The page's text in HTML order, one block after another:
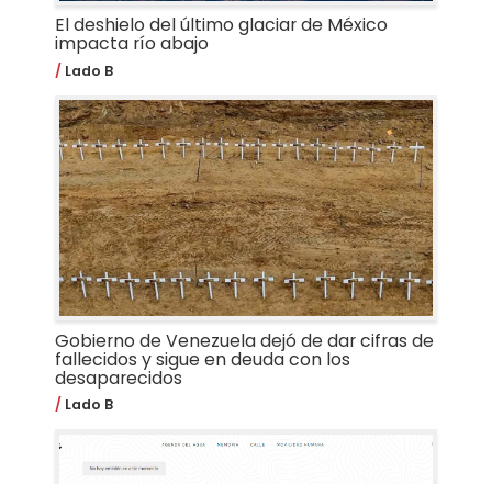
El deshielo del último glaciar de México
impacta río abajo
Lado B
Gobierno de Venezuela dejó de dar cifras de
fallecidos y sigue en deuda con los
desaparecidos
Lado B